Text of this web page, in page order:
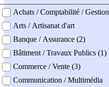
professionel
Achats / Comptabilité / Gestion
Arts / Artisanat d'art
Banque / Assurance (2)
Bâtiment / Travaux Publics (1)
Commerce / Vente (3)
Communication / Multimédia